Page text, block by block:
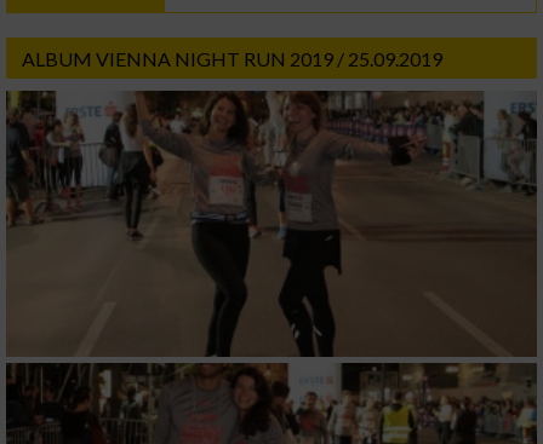
ALBUM VIENNA NIGHT RUN 2019 / 25.09.2019